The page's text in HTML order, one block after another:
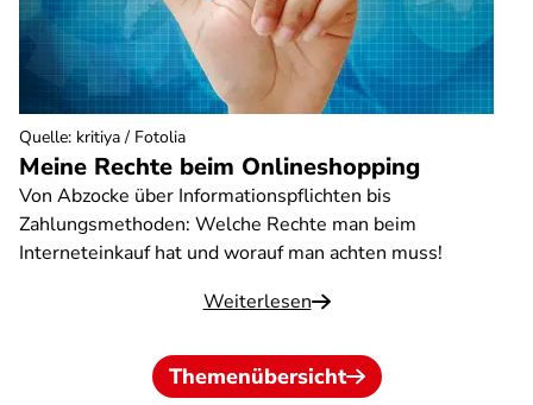
Meine Rechte beim Onlineshopping
Von Abzocke über Informationspflichten bis
Zahlungsmethoden: Welche Rechte man beim
Interneteinkauf hat und worauf man achten muss!
Weiterlesen
Quelle: kritiya / Fotolia
Themenübersicht